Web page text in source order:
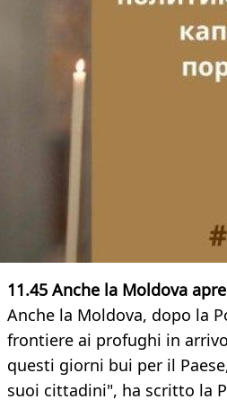
11.45 Anche la Moldova
Anche la Moldova, dopo la
frontiere ai profughi in
questi giorni bui per il
suoi cittadini", ha scritto la